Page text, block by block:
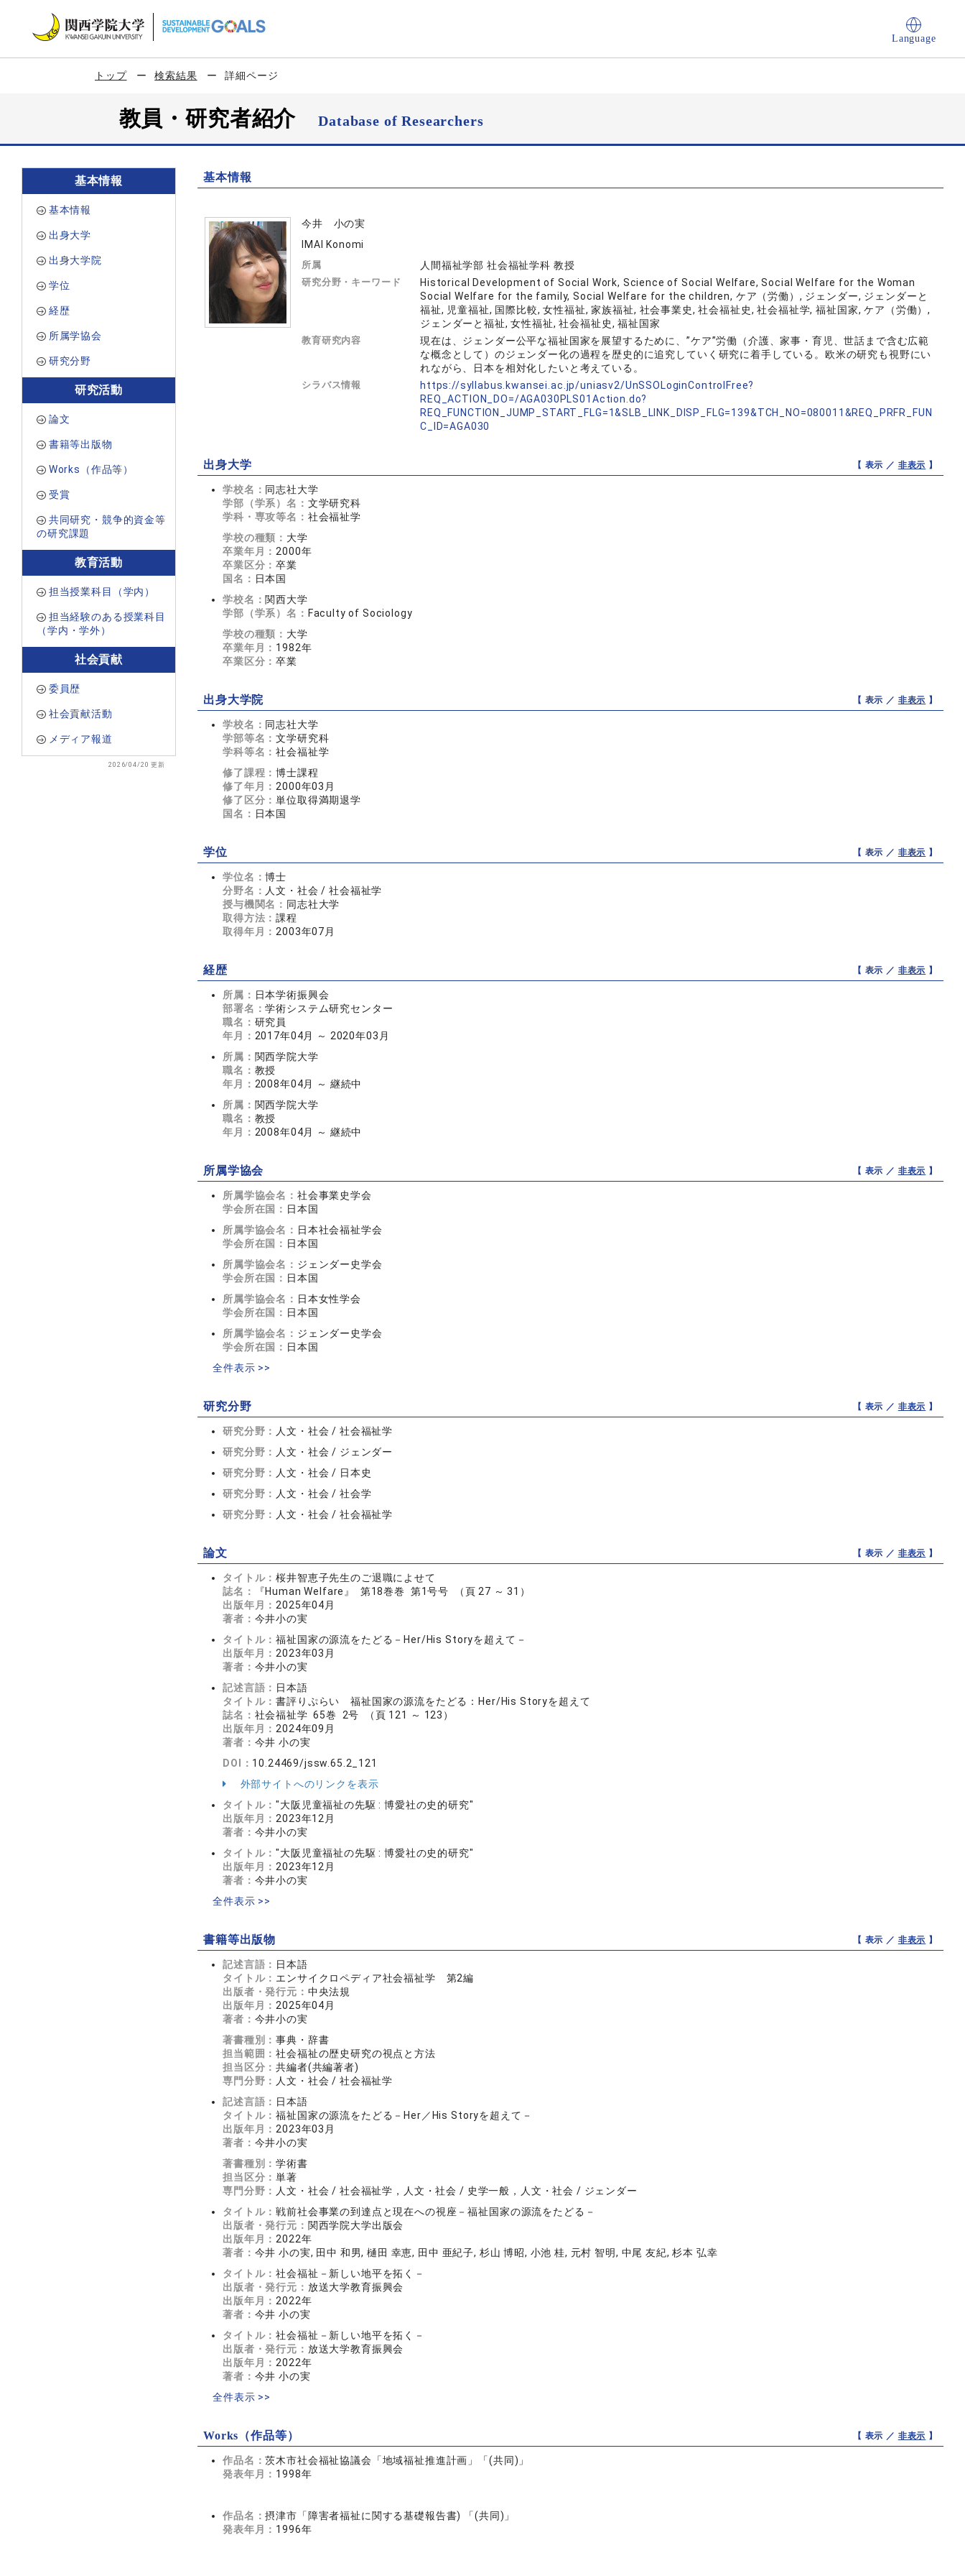
Language
トップ 検索結果 詳細ページ
教員・研究者紹介Database of Researchers
基本情報
基本情報
出身大学
出身大学院
学位
経歴
所属学協会
研究分野
研究活動
論文
書籍等出版物
Works（作品等）
受賞
共同研究・競争的資金等
の研究課題
教育活動
担当授業科目（学内）
担当経験のある授業科目
（学内・学外）
社会貢献
委員歴
社会貢献活動
メディア報道
2026/04/20 更新
基本情報
今井 小の実
IMAI Konomi
所属 人間福祉学部 社会福祉学科 教授
研究分野・キーワード
Historical Development of Social Work, Science of Social Welfare, Social Welfare for the Woman
Social Welfare for the family, Social Welfare for the children, ケア（労働）, ジェンダー, ジェンダーと
福祉, 児童福祉, 国際比較, 女性福祉, 家族福祉, 社会事業史, 社会福祉史, 社会福祉学, 福祉国家, ケア（労働）,
ジェンダーと福祉, 女性福祉, 社会福祉史, 福祉国家
教育研究内容
現在は、ジェンダー公平な福祉国家を展望するために、”ケア”労働（介護、家事・育児、世話まで含む広範
な概念として）のジェンダー化の過程を歴史的に追究していく研究に着手している。欧米の研究も視野にい
れながら、日本を相対化したいと考えている。
シラバス情報
https://syllabus.kwansei.ac.jp/uniasv2/UnSSOLoginControlFree?
REQ_ACTION_DO=/AGA030PLS01Action.do?
REQ_FUNCTION_JUMP_START_FLG=1&SLB_LINK_DISP_FLG=139&TCH_NO=080011&REQ_PRFR_FUN
C_ID=AGA030
出身大学 【 表示 ／ 非表示 】
学校名： 同志社大学
学部（学系）名： 文学研究科
学科・専攻等名： 社会福祉学
学校の種類： 大学
卒業年月： 2000年
卒業区分：卒業
国名： 日本国
学校名： 関西大学
学部（学系）名： Faculty of Sociology
学校の種類： 大学
卒業年月： 1982年
卒業区分：卒業
出身大学院 【 表示 ／ 非表示 】
学校名： 同志社大学
学部等名：文学研究科
学科等名：社会福祉学
修了課程：博士課程
修了年月： 2000年03月
修了区分：単位取得満期退学
国名： 日本国
学位 【 表示 ／ 非表示 】
学位名：博士
分野名： 人文・社会 / 社会福祉学
授与機関名： 同志社大学
取得方法：課程
取得年月： 2003年07月
経歴 【 表示 ／ 非表示 】
所属： 日本学術振興会
部署名：学術システム研究センター
職名： 研究員
年月： 2017年04月 ～ 2020年03月
所属： 関西学院大学
職名： 教授
年月： 2008年04月 ～ 継続中
所属： 関西学院大学
職名： 教授
年月： 2008年04月 ～ 継続中
所属学協会 【 表示 ／ 非表示 】
所属学協会名： 社会事業史学会
学会所在国： 日本国
所属学協会名： 日本社会福祉学会
学会所在国： 日本国
所属学協会名： ジェンダー史学会
学会所在国： 日本国
所属学協会名： 日本女性学会
学会所在国： 日本国
所属学協会名： ジェンダー史学会
学会所在国： 日本国
全件表示 >>
研究分野 【 表示 ／ 非表示 】
研究分野： 人文・社会 / 社会福祉学
研究分野： 人文・社会 / ジェンダー
研究分野： 人文・社会 / 日本史
研究分野： 人文・社会 / 社会学
研究分野： 人文・社会 / 社会福祉学
論文 【 表示 ／ 非表示 】
タイトル：桜井智恵子先生のご退職によせて
誌名：
『Human Welfare』 第18巻巻 第1号号 （頁 27 ～ 31）
出版年月： 2025年04月
著者： 今井小の実
タイトル：福祉国家の源流をたどる－Her/His Storyを超えて－
出版年月： 2023年03月
著者： 今井小の実
記述言語： 日本語
タイトル：書評りぷらい 福祉国家の源流をたどる：Her/His Storyを超えて
誌名： 社会福祉学 65巻 2号 （頁 121 ～ 123）
出版年月： 2024年09月
著者： 今井 小の実
DOI： 10.24469/jssw.65.2_121
外部サイトへのリンクを表示
タイトル："大阪児童福祉の先駆 : 博愛社の史的研究"
出版年月： 2023年12月
著者： 今井小の実
タイトル："大阪児童福祉の先駆 : 博愛社の史的研究"
出版年月： 2023年12月
著者： 今井小の実
全件表示 >>
書籍等出版物 【 表示 ／ 非表示 】
記述言語： 日本語
タイトル： エンサイクロペディア社会福祉学 第2編
出版者・発行元： 中央法規
出版年月： 2025年04月
著者： 今井小の実
著書種別：事典・辞書
担当範囲：社会福祉の歴史研究の視点と方法
担当区分：共編者(共編著者)
専門分野： 人文・社会 / 社会福祉学
記述言語： 日本語
タイトル：福祉国家の源流をたどる－Her／His Storyを超えて－
出版年月： 2023年03月
著者： 今井小の実
著書種別：学術書
担当区分：単著
専門分野： 人文・社会 / 社会福祉学，人文・社会 / 史学一般，人文・社会 / ジェンダー
タイトル：戦前社会事業の到達点と現在への視座－福祉国家の源流をたどる－
出版者・発行元： 関西学院大学出版会
出版年月： 2022年
著者： 今井 小の実, 田中 和男, 樋田 幸恵, 田中 亜紀子, 杉山 博昭, 小池 桂, 元村 智明, 中尾 友紀, 杉本 弘幸
タイトル：社会福祉－新しい地平を拓く－
出版者・発行元： 放送大学教育振興会
出版年月： 2022年
著者： 今井 小の実
タイトル：社会福祉－新しい地平を拓く－
出版者・発行元： 放送大学教育振興会
出版年月： 2022年
著者： 今井 小の実
全件表示 >>
Works（作品等） 【 表示 ／ 非表示 】
作品名：茨木市社会福祉協議会「地域福祉推進計画」「(共同)」
発表年月： 1998年
作品名：摂津市「障害者福祉に関する基礎報告書) 「(共同)」
発表年月： 1996年